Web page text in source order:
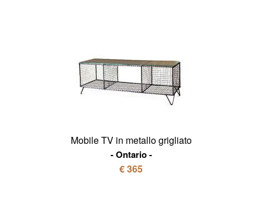
Mobile TV in metallo grigliato
Ontario
€ 365